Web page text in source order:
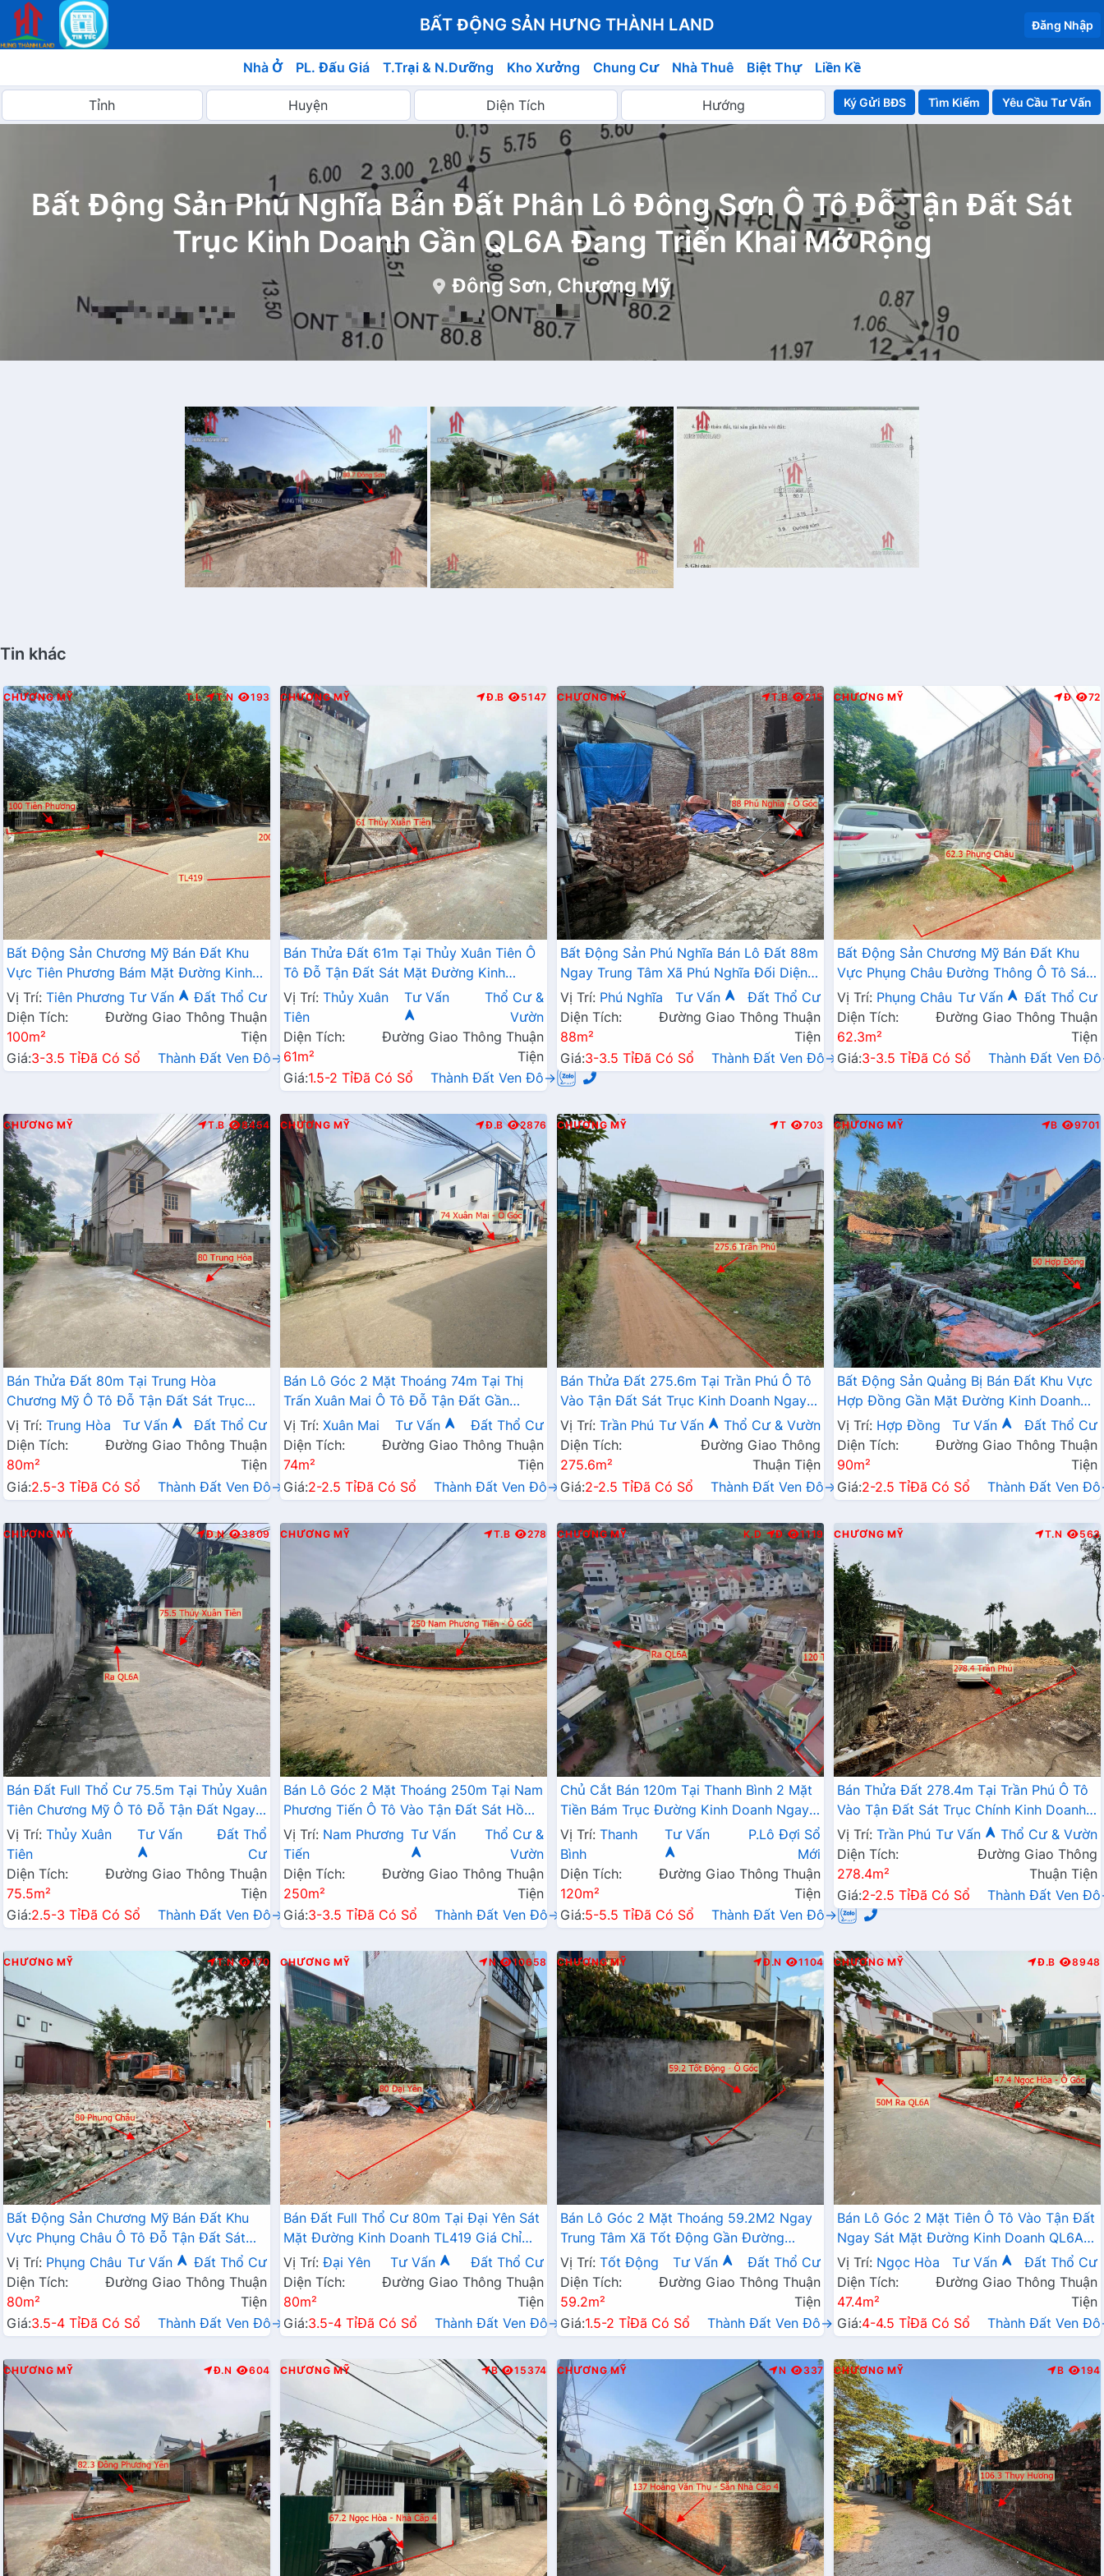
BẤT ĐỘNG SẢN HƯNG THÀNH LAND Đăng Nhập
Nhà Ở PL. Đấu Giá T.Trại & N.Dưỡng Kho Xưởng Chung Cư Nhà Thuê Biệt Thự Liền Kề
Ký Gửi BĐS Yêu Cầu Tư Vấn
Bất Động Sản Phú Nghĩa Bán Đất Phân Lô Đông Sơn Ô Tô Đỗ Tận Đất Sát
Trục Kinh Doanh Gần QL6A Đang Triển Khai Mở Rộng
Đông Sơn, Chương Mỹ
Tin khác
CHƯƠNG MỸ T.L T.N 193
Bất Động Sản Chương Mỹ Bán Đất Khu
Vực Tiên Phương Bám Mặt Đường Kinh
Doanh TL419 Cách QL6A Chỉ Vài Trăm
Mét
Vị Trí: Tiên Phương Tư Vấn
Đất Thổ Cư
Diện Tích:
100m²
Đường Giao Thông Thuận
Tiện
Giá:3-3.5 TỉĐã Có Sổ Thành Đất Ven Đô→
CHƯƠNG MỸ Đ.B 5147
Bán Thửa Đất 61m Tại Thủy Xuân Tiên Ô
Tô Đỗ Tận Đất Sát Mặt Đường Kinh
Doanh QL21A
Vị Trí: Thủy Xuân
Tiên
Tư Vấn
Thổ Cư &
Vườn
Diện Tích:
61m²
Đường Giao Thông Thuận
Tiện
Giá:1.5-2 TỉĐã Có Sổ Thành Đất Ven Đô→
CHƯƠNG MỸ T.B 215
Bất Động Sản Phú Nghĩa Bán Lô Đất 88m
Ngay Trung Tâm Xã Phú Nghĩa Đối Diện
Hồ Tự Nhiên Thoáng Mát
Vị Trí: Phú Nghĩa Tư Vấn
Đất Thổ Cư
Diện Tích:
88m²
Đường Giao Thông Thuận
Tiện
Giá:3-3.5 TỉĐã Có Sổ Thành Đất Ven Đô→
CHƯƠNG MỸ Đ 72
Bất Động Sản Chương Mỹ Bán Đất Khu
Vực Phụng Châu Đường Thông Ô Tô Sát
Trục Chính Kinh Doanh Liên Xã
Vị Trí: Phụng Châu Tư Vấn
Đất Thổ Cư
Diện Tích:
62.3m²
Đường Giao Thông Thuận
Tiện
Giá:3-3.5 TỉĐã Có Sổ Thành Đất Ven
CHƯƠNG MỸ T.B 8454
Bán Thửa Đất 80m Tại Trung Hòa
Chương Mỹ Ô Tô Đỗ Tận Đất Sát Trục
Kinh Doanh Liên Xã
Vị Trí: Trung Hòa Tư Vấn
Đất Thổ Cư
Diện Tích:
80m²
Đường Giao Thông Thuận
Tiện
Giá:2.5-3 TỉĐã Có Sổ Thành Đất Ven Đô→
CHƯƠNG MỸ Đ.B 2876
Bán Lô Góc 2 Mặt Thoáng 74m Tại Thị
Trấn Xuân Mai Ô Tô Đỗ Tận Đất Gần
QL6A Đang Mở Rộng
Vị Trí: Xuân Mai Tư Vấn
Đất Thổ Cư
Diện Tích:
74m²
Đường Giao Thông Thuận
Tiện
Giá:2-2.5 TỉĐã Có Sổ Thành Đất Ven Đô→
CHƯƠNG MỸ T 703
Bán Thửa Đất 275.6m Tại Trần Phú Ô Tô
Vào Tận Đất Sát Trục Kinh Doanh Ngay
Gần Hồ Kỳ Viên Thoáng Mát
Vị Trí: Trần Phú Tư Vấn
Thổ Cư & Vườn
Diện Tích:
275.6m²
Đường Giao Thông
Thuận Tiện
Giá:2-2.5 TỉĐã Có Sổ Thành Đất Ven Đô→
CHƯƠNG MỸ B 9701
Bất Động Sản Quảng Bị Bán Đất Khu Vực
Hợp Đồng Gần Mặt Đường Kinh Doanh
TL419 Ngay Trung Tâm Thương Mại Xã
Hợp Đồng Cũ
Vị Trí: Hợp Đồng Tư Vấn
Đất Thổ Cư
Diện Tích:
90m²
Đường Giao Thông Thuận
Tiện
Giá:2-2.5 TỉĐã Có Sổ Thành Đất Ven
CHƯƠNG MỸ Đ.N 3809
Bán Đất Full Thổ Cư 75.5m Tại Thủy Xuân
Tiên Chương Mỹ Ô Tô Đỗ Tận Đất Ngay
Gần QL6A Đang Mở Rộng
Vị Trí: Thủy Xuân
Tiên
Tư Vấn
Đất Thổ
Cư
Diện Tích:
75.5m²
Đường Giao Thông Thuận
Tiện
Giá:2.5-3 TỉĐã Có Sổ Thành Đất Ven Đô→
CHƯƠNG MỸ T.B 278
Bán Lô Góc 2 Mặt Thoáng 250m Tại Nam
Phương Tiến Ô Tô Vào Tận Đất Sát Hồ
Văn Sơn Khu Nghỉ Dưỡng Skylake
Vị Trí: Nam Phương
Tiến
Tư Vấn
Thổ Cư &
Vườn
Diện Tích:
250m²
Đường Giao Thông Thuận
Tiện
Giá:3-3.5 TỉĐã Có Sổ Thành Đất Ven Đô→
CHƯƠNG MỸ K.D Đ 1119
Chủ Cắt Bán 120m Tại Thanh Bình 2 Mặt
Tiền Bám Trục Đường Kinh Doanh Ngay
Gần QL6A Đang Mở Rộng
Vị Trí: Thanh
Bình
Tư Vấn
P.Lô Đợi Sổ
Mới
Diện Tích:
120m²
Đường Giao Thông Thuận
Tiện
Giá:5-5.5 TỉĐã Có Sổ Thành Đất Ven Đô→
CHƯƠNG MỸ T.N 563
Bán Thửa Đất 278.4m Tại Trần Phú Ô Tô
Vào Tận Đất Sát Trục Chính Kinh Doanh
Liên Xã
Vị Trí: Trần Phú Tư Vấn
Thổ Cư & Vườn
Diện Tích:
278.4m²
Đường Giao Thông
Thuận Tiện
Giá:2-2.5 TỉĐã Có Sổ Thành Đất Ven
CHƯƠNG MỸ T.N 170
Bất Động Sản Chương Mỹ Bán Đất Khu
Vực Phụng Châu Ô Tô Đỗ Tận Đất Sát
Trục Kinh Doanh Gần Khu Lịch Chùa Trầm
Vị Trí: Phụng Châu Tư Vấn
Đất Thổ Cư
Diện Tích:
80m²
Đường Giao Thông Thuận
Tiện
Giá:3.5-4 TỉĐã Có Sổ Thành Đất Ven Đô→
CHƯƠNG MỸ N 10658
Bán Đất Full Thổ Cư 80m Tại Đại Yên Sát
Mặt Đường Kinh Doanh TL419 Giá Chỉ
Vài Tỷ
Vị Trí: Đại Yên Tư Vấn
Đất Thổ Cư
Diện Tích:
80m²
Đường Giao Thông Thuận
Tiện
Giá:3.5-4 TỉĐã Có Sổ Thành Đất Ven Đô→
CHƯƠNG MỸ Đ.N 1104
Bán Lô Góc 2 Mặt Thoáng 59.2M2 Ngay
Trung Tâm Xã Tốt Động Gần Đường
Nguyễn Văn Trỗi Giá Chỉ Hơn Tỷ
Vị Trí: Tốt Động Tư Vấn
Đất Thổ Cư
Diện Tích:
59.2m²
Đường Giao Thông Thuận
Tiện
Giá:1.5-2 TỉĐã Có Sổ Thành Đất Ven Đô→
CHƯƠNG MỸ Đ.B 8948
Bán Lô Góc 2 Mặt Tiên Ô Tô Vào Tận Đất
Ngay Sát Mặt Đường Kinh Doanh QL6A
Tại Ngọc Hòa Chương Mỹ
Vị Trí: Ngọc Hòa Tư Vấn
Đất Thổ Cư
Diện Tích:
47.4m²
Đường Giao Thông Thuận
Tiện
Giá:4-4.5 TỉĐã Có Sổ Thành Đất Ven
CHƯƠNG MỸ Đ.N 604 CHƯƠNG MỸ B 15374 CHƯƠNG MỸ N 337 CHƯƠNG MỸ B 194